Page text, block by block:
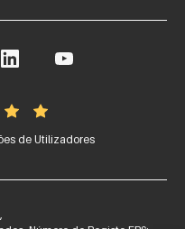
de Utilizadores
,